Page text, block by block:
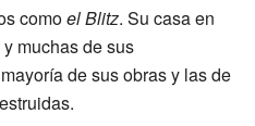
comoel Blitz. Su casa en
muchas de sus
de sus obras y las de